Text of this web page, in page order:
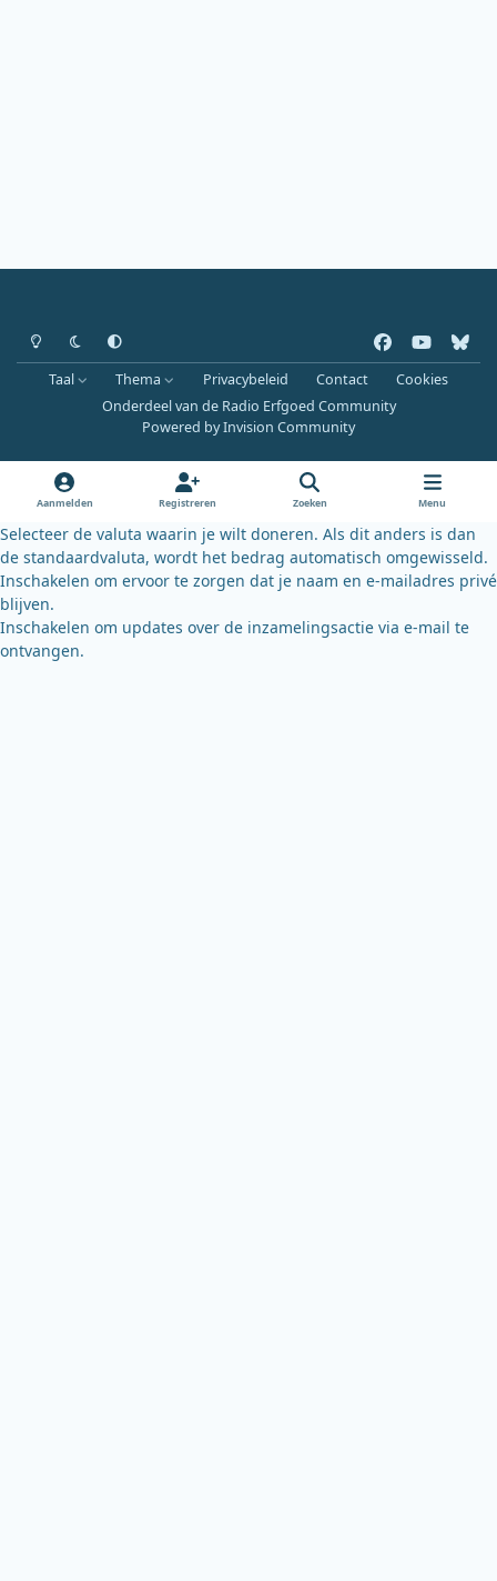
Heldere modus
Donkere modus
Systeemvoorkeur
a
c
e
k
o
u
b
l
u
k
y
Taal Thema Privacybeleid Contact
Cookies
Onderdeel van de Radio Erfgoed Community
Powered byInvision Community
Aanmelden Registreren Zoeken Menu
Selecteer de valuta waarin je wilt doneren. Als dit anders is dan
de standaardvaluta, wordt het bedrag automatisch omgewisseld.
Inschakelen om ervoor te zorgen dat je naam en e-mailadres privé
blijven.
Inschakelen om updates over de inzamelingsactie via e-mail te
ontvangen.